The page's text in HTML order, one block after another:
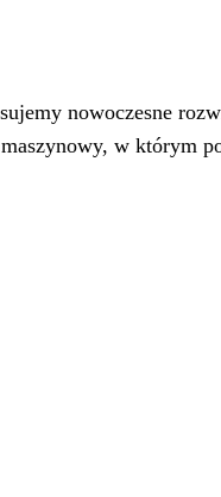
nowoczesne
w którym